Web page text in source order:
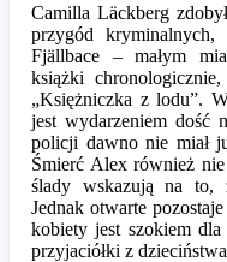
Camilla Läckberg
przygód
Fjällbace – małym
książki
„Księżniczka z lodu”.
jest wydarzeniem dość
policji dawno nie miał
Śmierć Alex również
ślady wskazują na to,
Jednak otwarte
kobiety jest szokiem
przyjaciółki z